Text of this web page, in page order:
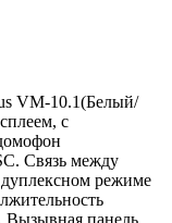
VM-10.1(Белый/
с
Связь между
режиме
Вызывная панель